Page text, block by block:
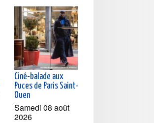
Ciné-balade aux
Puces de Paris Saint-
Ouen
Samedi 08 août
2026